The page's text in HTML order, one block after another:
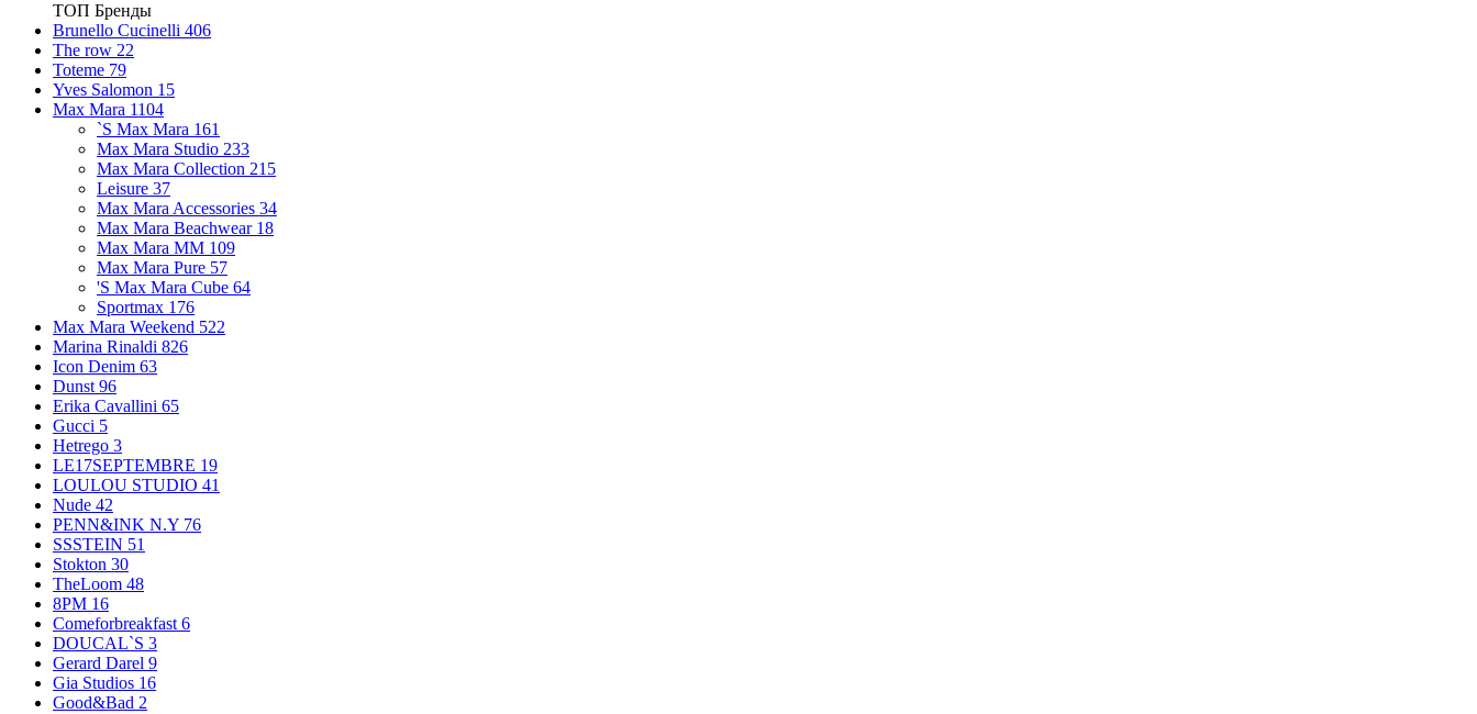
ТОП Бренды
Brunello Cucinelli 406
The row 22
Toteme 79
Yves Salomon 15
Max Mara 1104
`S Max Mara 161
Max Mara Studio 233
Max Mara Collection 215
Leisure 37
Max Mara Accessories 34
Max Mara Beachwear 18
Max Mara MM 109
Max Mara Pure 57
'S Max Mara Cube 64
Sportmax 176
Max Mara Weekend 522
Marina Rinaldi 826
Icon Denim 63
Dunst 96
Erika Cavallini 65
Gucci 5
Hetrego 3
LE17SEPTEMBRE 19
LOULOU STUDIO 41
Nude 42
PENN&INK N.Y 76
SSSTEIN 51
Stokton 30
TheLoom 48
8PM 16
Comeforbreakfast 6
DOUCAL`S 3
Gerard Darel 9
Gia Studios 16
Good&Bad 2